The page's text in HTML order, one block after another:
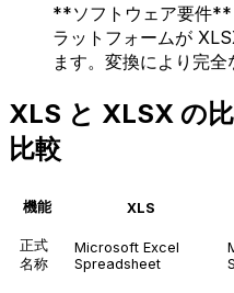
**ソフトウェア要件
ラットフォームが
ます。変換により完全
XLS と XLSX の
比較
機能 XLS
正式
名称
Microsoft Excel
Spreadsheet